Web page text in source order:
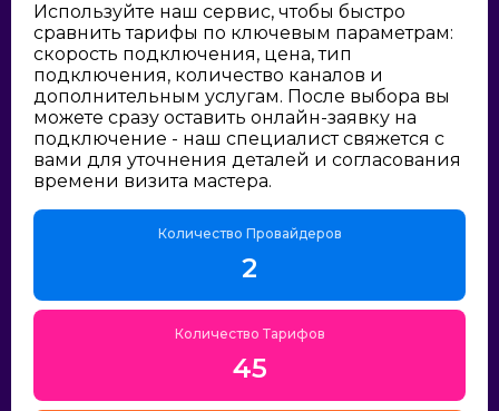
Используйте наш сервис, чтобы быстро
сравнить тарифы по ключевым параметрам:
скорость подключения, цена, тип
подключения, количество каналов и
дополнительным услугам. После выбора вы
можете сразу оставить онлайн-заявку на
подключение - наш специалист свяжется с
вами для уточнения деталей и согласования
времени визита мастера.
Количество Провайдеров
2
Количество Тарифов
45